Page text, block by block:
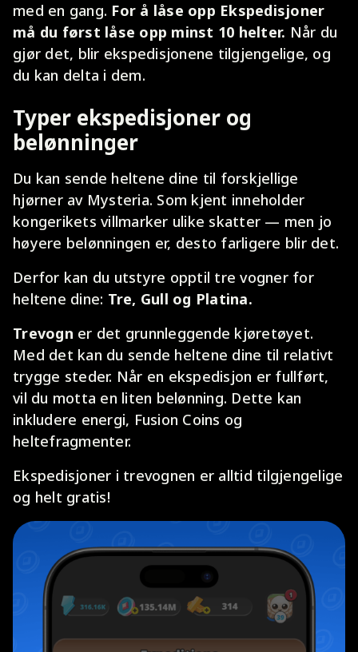
med en gang. For å låse opp Ekspedisjoner
må du først låse opp minst 10 helter. Når du
gjør det, blir ekspedisjonene tilgjengelige, og
du kan delta i dem.
Typer ekspedisjoner og
belønninger
Du kan sende heltene dine til forskjellige
hjørner av Mysteria. Som kjent inneholder
kongerikets villmarker ulike skatter — men jo
høyere belønningen er, desto farligere blir det.
Derfor kan du utstyre opptil tre vogner for
heltene dine: Tre, Gull og Platina.
Trevogn er det grunnleggende kjøretøyet.
Med det kan du sende heltene dine til relativt
trygge steder. Når en ekspedisjon er fullført,
vil du motta en liten belønning. Dette kan
inkludere energi, Fusion Coins og
heltefragmenter.
Ekspedisjoner i trevognen er alltid tilgjengelige
og helt gratis!